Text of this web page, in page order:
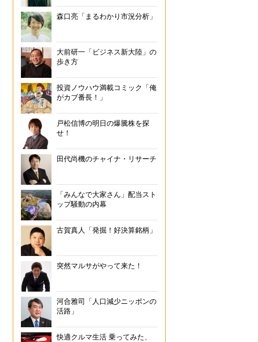
森口亮「まるわかり市況分析」
大前研一「ビジネス新大陸」の
歩き方
投資ノウハウ満載コミック「俺
がカブ番長！」
戸松信博の明日の爆騰株を探
せ！
田代尚機のチャイナ・リサーチ
「みんなで大家さん」配当スト
ップ騒動の内幕
古賀真人「発掘！好決算銘柄」
突然マルサがやって来た！
河合雅司「人口減少ニッポンの
活路」
快適クルマ生活 乗ってみた、